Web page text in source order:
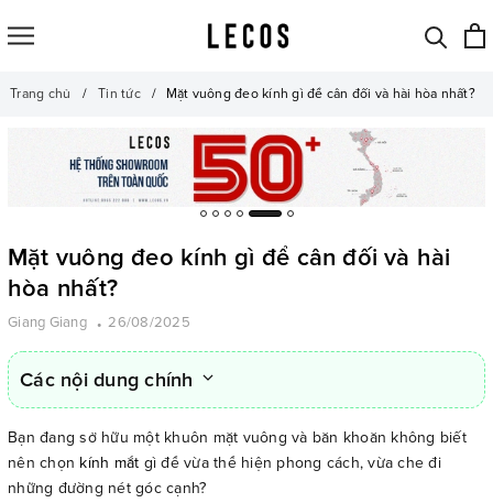
Trang chủ Tin tức Mặt vuông đeo kính gì để cân đối và hài hòa nhất?
Mặt vuông đeo kính gì để cân đối và hài
hòa nhất?
Giang Giang 26/08/2025
Các nội dung chính
Bạn đang sở hữu một khuôn mặt vuông và băn khoăn không biết
nên chọn kính mắt gì để vừa thể hiện phong cách, vừa che đi
những đường nét góc cạnh?